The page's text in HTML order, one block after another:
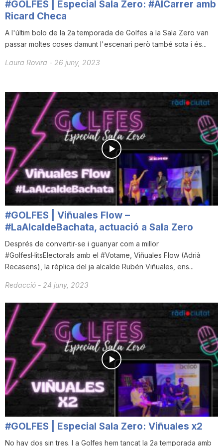
#GOLFES | Especial Sala Zero: #AlCarrer amb
Ricard Checa
A l'últim bolo de la 2a temporada de Golfes a la Sala Zero van
passar moltes coses damunt l'escenari però també sota i és...
Laura Rovira - 26 juny, 2023
#GOLFES | Viñuales Flow –
#LaAlcaldeBachata, actuació a Sala Zero
Després de convertir-se i guanyar com a millor
#GolfesHitsElectorals amb el #Votame, Viñuales Flow (Adrià
Recasens), la rèplica del ja alcalde Rubén Viñuales, ens...
Redacció - 24 juny, 2023
#GOLFES | Especial Sala Zero: Viñuales x2
No hay dos sin tres. I a Golfes hem tancat la 2a temporada amb